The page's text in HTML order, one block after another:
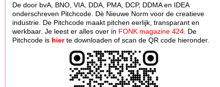
De door bvA, BNO, VIA, DDA, PMA, DCP, DDMA en IDEA
onderschreven Pitchcode. Dè Nieuwe Norm voor de creatieve
industrie. De Pitchcode maakt pitchen eerlijk, transparant en
werkbaar. Je leest er alles over in FONK magazine 424 . De
Pitchcode is hierte downloaden of scan de QR code hieronder.